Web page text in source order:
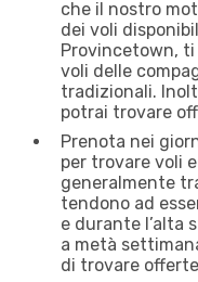
che il nostro
dei voli
Provincetown,
voli delle
tradizionali.
potrai trovare
Prenota nei
per trovare voli
generalmente
tendono ad
e durante l’alta
a metà
di trovare